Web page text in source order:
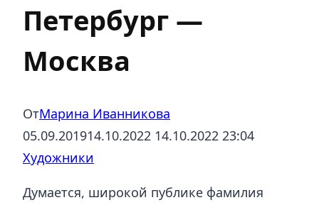
Петербург —
Москва
ОтМарина Иванникова
05.09.201914.10.2022 14.10.2022 23:04
Художники
Думается, широкой публике фамилия